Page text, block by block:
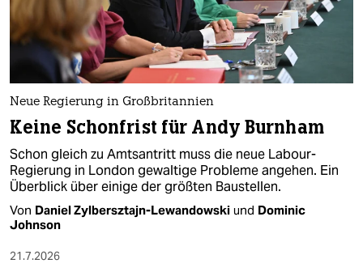
Neue Regierung in Großbritannien
Keine Schonfrist für Andy Burnham
Schon gleich zu Amtsantritt muss die neue Labour-
Regierung in London gewaltige Probleme angehen. Ein
Überblick über einige der größten Baustellen.
Von Daniel Zylbersztajn-Lewandowski und Dominic
Johnson
21.7.2026